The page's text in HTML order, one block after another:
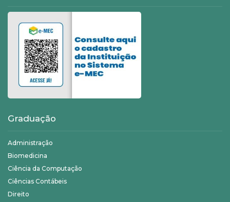
Graduação
Administração
Biomedicina
Ciência da Computação
Ciências Contábeis
Direito